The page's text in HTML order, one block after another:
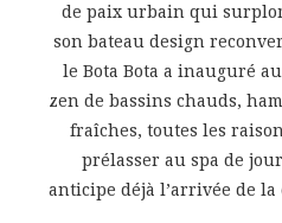
de paix urbain qui
son bateau design
le Bota Bota a inauguré
zen de bassins chauds,
fraîches, toutes les
prélasser au spa de
anticipe déjà l’arrivée de la